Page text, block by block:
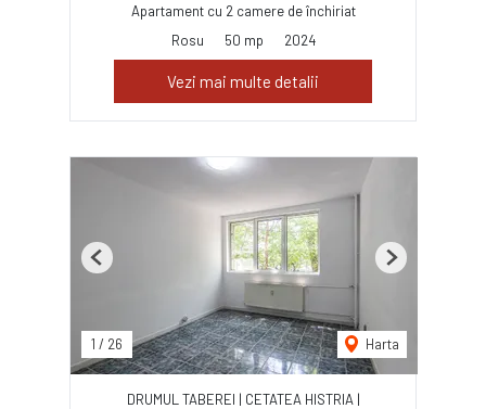
Apartament cu 2 camere de închiriat
Rosu
50 mp 2024
Vezi mai multe detalii
1 / 26 Harta
Previous Next
DRUMUL TABEREI | CETATEA HISTRIA |